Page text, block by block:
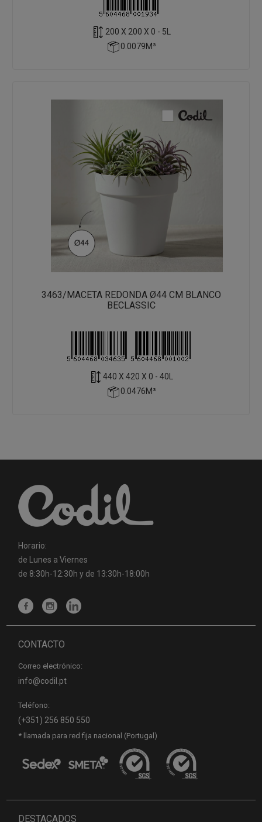
200 X 200 X 0 - 5L
0.0079M³
3463/MACETA REDONDA Ø44 CM BLANCO
BECLASSIC
440 X 420 X 0 - 40L
0.0476M³
Horario:
de Lunes a Viernes
de 8:30h-12:30h y de 13:30h-18:00h
CONTACTO
Correo electrónico:
info@codil.pt
Teléfono:
(+351) 256 850 550
* llamada para red fija nacional (Portugal)
DESTACADOS